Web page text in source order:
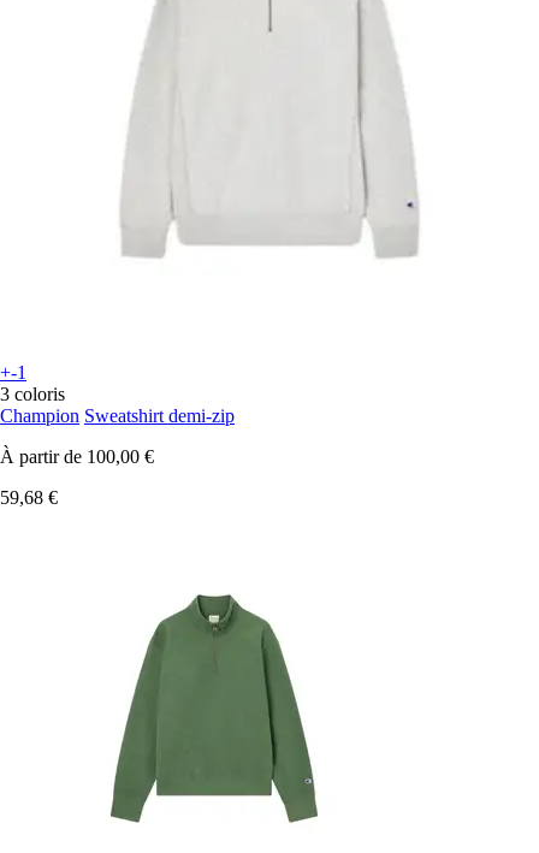
+-1
3 coloris
Champion Sweatshirt demi-zip
À partir de 100,00 €
59,68 €